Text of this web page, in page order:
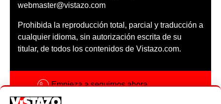
webmaster@vistazo.com
Prohibida la reproducción total, parcial y traducción a
cualquier idioma, sin autorización escrita de su
titular, de todos los contenidos de Vistazo.com.
Empieza a seguirnos ahora